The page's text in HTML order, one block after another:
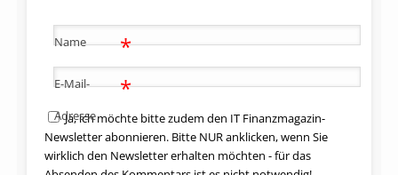
Name *
E-Mail-
Adresse
*
Ja, ich möchte bitte zudem den IT Finanzmagazin-
Newsletter abonnieren. Bitte NUR anklicken, wenn Sie
wirklich den Newsletter erhalten möchten - für das